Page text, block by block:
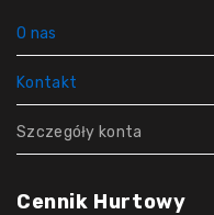
O nas
Kontakt
Szczegóły konta
Cennik Hurtowy